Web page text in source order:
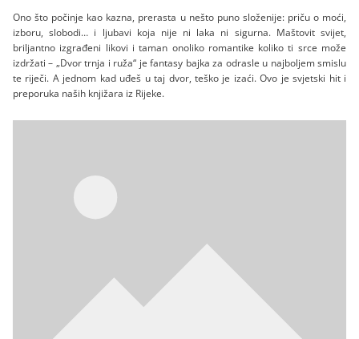
Ono što počinje kao kazna, prerasta u nešto puno složenije: priču o moći,
izboru, slobodi… i ljubavi koja nije ni laka ni sigurna. Maštovit svijet,
briljantno izgrađeni likovi i taman onoliko romantike koliko ti srce može
izdržati – „Dvor trnja i ruža“ je fantasy bajka za odrasle u najboljem smislu
te riječi. A jednom kad uđeš u taj dvor, teško je izaći. Ovo je svjetski hit i
preporuka naših knjižara iz Rijeke.